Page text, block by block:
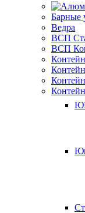
Барные
Ведра
ВСП
ВСП